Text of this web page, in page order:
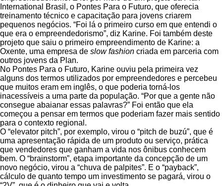
International Brasil, o Pontes Para o Futuro, que oferecia
treinamento técnico e capacitação para jovens criarem
pequenos negócios. “Foi lá o primeiro curso em que entendi o
que era o empreendedorismo”, diz Karine. Foi também deste
projeto que saiu o primeiro empreendimento de Karine: a
Oxente, uma empresa de slow fashion criada em parceria com
outros jovens da Plan.
No Pontes Para o Futuro, Karine ouviu pela primeira vez
alguns dos termos utilizados por empreendedores e percebeu
que muitos eram em inglês, o que poderia torná-los
inacessíveis a uma parte da população. “Por que a gente não
consegue abaianar essas palavras?” Foi então que ela
começou a pensar em termos que poderiam fazer mais sentido
para o contexto regional.
O “elevator pitch”, por exemplo, virou o “pitch de buzú”, que é
uma apresentação rápida de um produto ou serviço, prática
que vendedores que ganham a vida nos ônibus conhecem
bem. O “brainstorm”, etapa importante da concepção de um
novo negócio, virou a “chuva de palpites”. E o “payback”,
cálculo de quanto tempo um investimento se pagará, virou o